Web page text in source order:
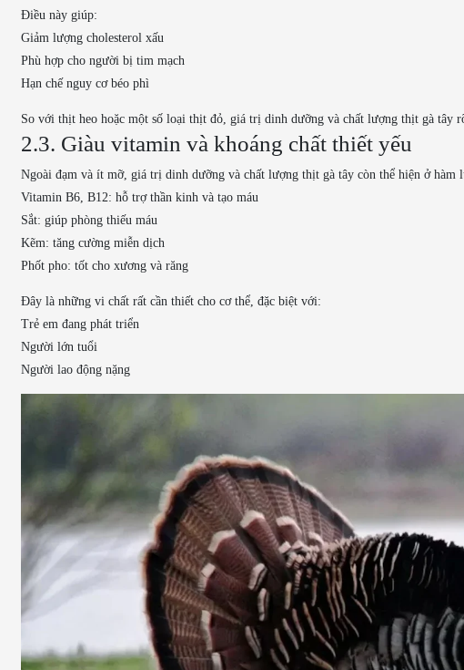
Điều này giúp:
Giảm lượng cholesterol xấu
Phù hợp cho người bị tim mạch
Hạn chế nguy cơ béo phì
So với thịt heo hoặc một số loại thịt đỏ, giá trị dinh dưỡng và chất lượng thịt gà tây
2.3. Giàu vitamin và khoáng chất thiết yếu
Ngoài đạm và ít mỡ, giá trị dinh dưỡng và chất lượng thịt gà tây còn thể hiện ở hàm
Vitamin B6, B12: hỗ trợ thần kinh và tạo máu
Sắt: giúp phòng thiếu máu
Kẽm: tăng cường miễn dịch
Phốt pho: tốt cho xương và răng
Đây là những vi chất rất cần thiết cho cơ thể, đặc biệt với:
Trẻ em đang phát triển
Người lớn tuổi
Người lao động nặng